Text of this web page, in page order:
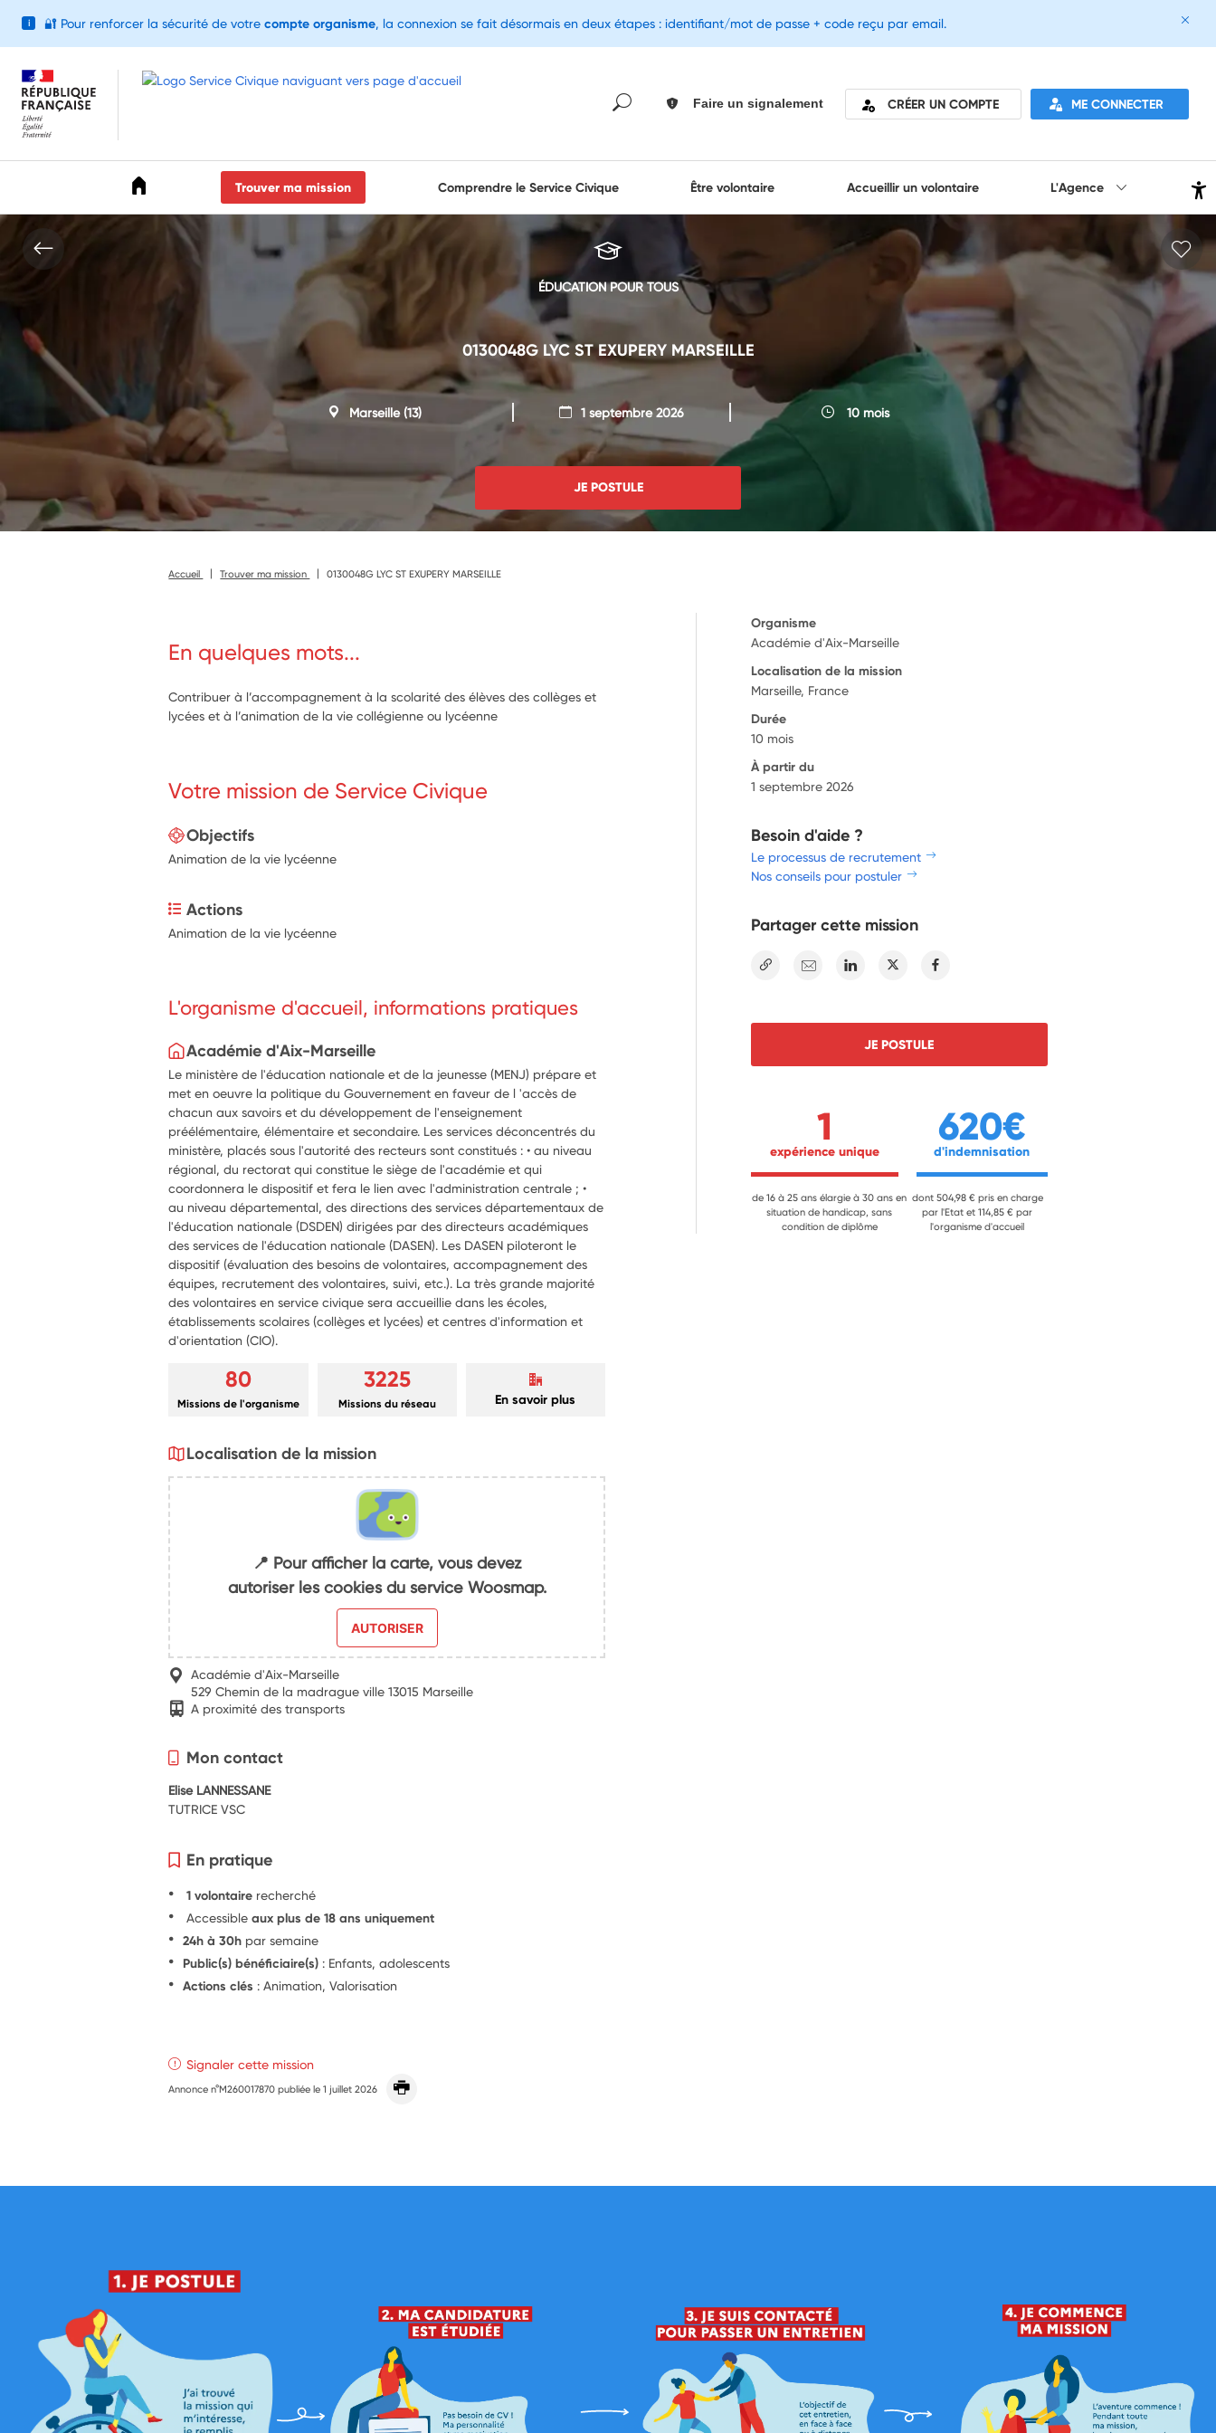
Faire un signalement CRÉER UN COMPTE ME CONNECTER
Trouver ma mission Comprendre le Service Civique Être volontaire Accueillir un volontaire L'Agence
ÉDUCATION POUR TOUS
0130048G LYC ST EXUPERY MARSEILLE
Marseille(13) 1 septembre 2026 10 mois
JE POSTULE
Accueil Trouver ma mission 0130048G LYC ST EXUPERY MARSEILLE
En quelques mots...
Contribuer à l’accompagnement à la scolarité des élèves des collèges et
lycées et à l’animation de la vie collégienne ou lycéenne
Votre mission de Service Civique
Objectifs
Animation de la vie lycéenne
Actions
Animation de la vie lycéenne
L'organisme d'accueil, informations pratiques
Académie d'Aix-Marseille
Le ministère de l'éducation nationale et de la jeunesse (MENJ) prépare et
met en oeuvre la politique du Gouvernement en faveur de l 'accès de
chacun aux savoirs et du développement de l'enseignement
préélémentaire, élémentaire et secondaire. Les services déconcentrés du
ministère, placés sous l'autorité des recteurs sont constitués : • au niveau
régional, du rectorat qui constitue le siège de l'académie et qui
coordonnera le dispositif et fera le lien avec l'administration centrale ; •
au niveau départemental, des directions des services départementaux de
l'éducation nationale (DSDEN) dirigées par des directeurs académiques
des services de l'éducation nationale (DASEN). Les DASEN piloteront le
dispositif (évaluation des besoins de volontaires, accompagnement des
équipes, recrutement des volontaires, suivi, etc.). La très grande majorité
des volontaires en service civique sera accueillie dans les écoles,
établissements scolaires (collèges et lycées) et centres d'information et
d'orientation (CIO).
80
Missions de l'organisme
3225
Missions du réseau En savoir plus
Localisation de la mission
📍 Pour afficher la carte, vous devez
autoriser les cookies du service Woosmap.
AUTORISER
Académie d'Aix-Marseille
529 Chemin de la madrague ville 13015 Marseille
A proximité des transports
Mon contact
Elise LANNESSANE
TUTRICE VSC
En pratique
1 volontaire recherché
Accessibleaux plus de 18 ans uniquement
24h à 30h par semaine
Public(s) bénéficiaire(s) : Enfants, adolescents
Actions clés : Animation, Valorisation
Signaler cette mission
Annonce n°M260017870 publiée le1 juillet 2026
Organisme
Académie d'Aix-Marseille
Localisation de la mission
Marseille, France
Durée
10 mois
À partir du
1 septembre 2026
Besoin d'aide ?
Le processus de recrutement
Nos conseils pour postuler
Partager cette mission
E-mail Linkedin Twitter
JE POSTULE
1
expérience unique
de 16 à 25 ans élargie à 30 ans en
situation de handicap, sans
condition de diplôme
620€
d'indemnisation
dont 504,98 € pris en charge
par l'Etat et 114,85 € par
l'organisme d'accueil
i 🔐 Pour renforcer la sécurité de votre compte organisme, la connexion se fait désormais en deux étapes : identifiant/mot de passe + code reçu par email.